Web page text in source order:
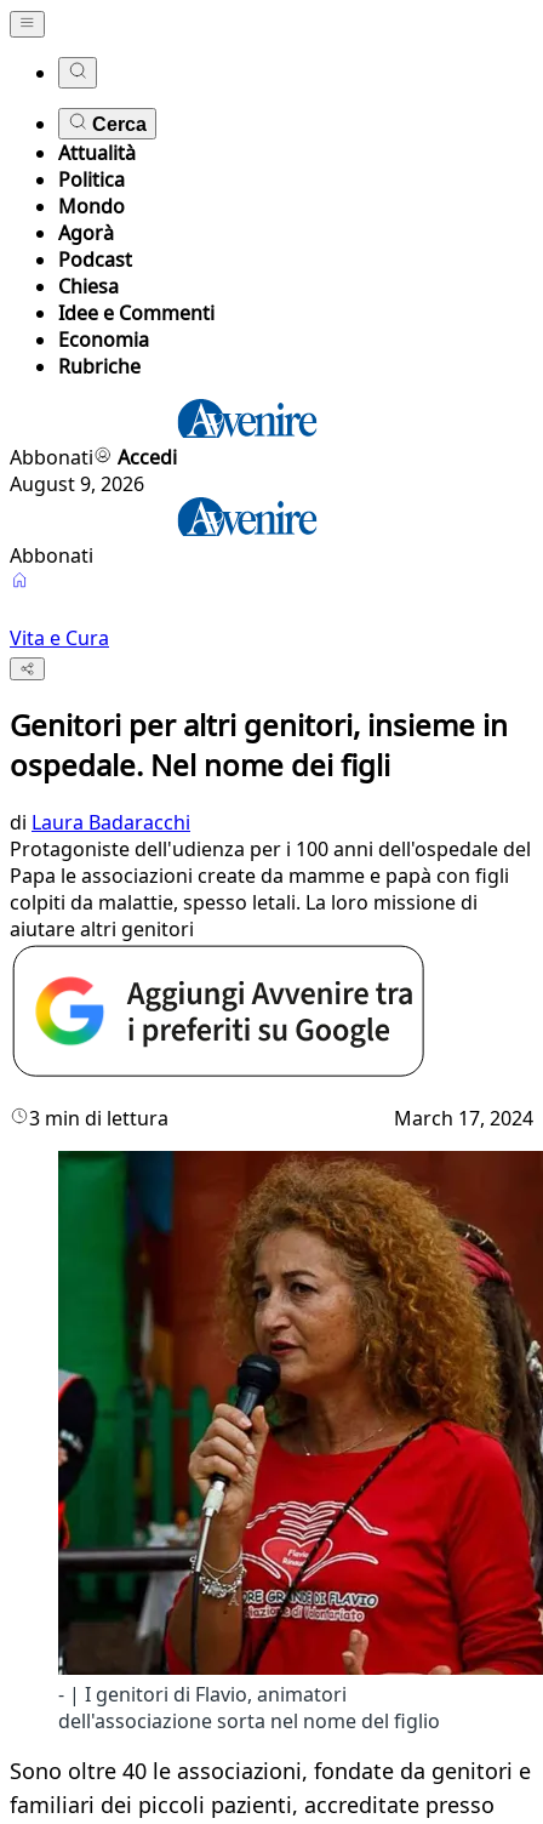
Cerca
Attualità
Politica
Mondo
Agorà
Podcast
Chiesa
Idee e Commenti
Economia
Rubriche
Abbonati
Accedi
August 9, 2026
Abbonati
Vita e Cura
Genitori per altri genitori, insieme in
ospedale. Nel nome dei figli
di Laura Badaracchi
Protagoniste dell'udienza per i 100 anni dell'ospedale del
Papa le associazioni create da mamme e papà con figli
colpiti da malattie, spesso letali. La loro missione di
aiutare altri genitori
3 min di lettura March 17, 2024
- | I genitori di Flavio, animatori
dell'associazione sorta nel nome del figlio
Sono oltre 40 le associazioni, fondate da genitori e
familiari dei piccoli pazienti, accreditate presso